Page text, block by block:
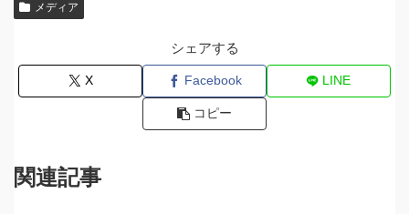
メディア
シェアする
X Facebook LINE
コピー
関連記事